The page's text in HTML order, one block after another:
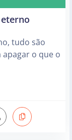
tudo são
apagar o que o